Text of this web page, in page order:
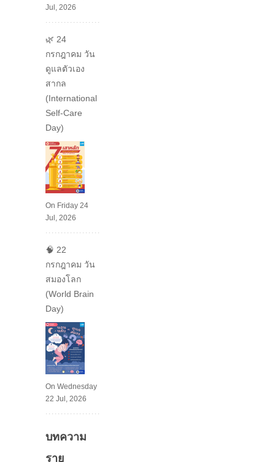
Jul, 2026
🌿 24
กรกฎาคม วัน
ดูแลตัวเอง
สากล
(International
Self-Care
Day)
On Friday 24
Jul, 2026
🧠 22
กรกฎาคม วัน
สมองโลก
(World Brain
Day)
On Wednesday
22 Jul, 2026
บทความ
ราย